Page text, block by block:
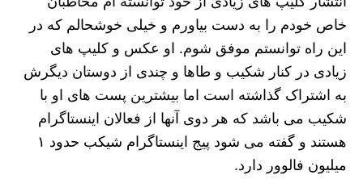
خاص خودم را به دست بیاورم و خیلی خوشحالم که در
این راه توانستم موفق شوم. او عکس و کلیپ های
زیادی در کنار شکیب و طاها و چندی از دوستان دیگرش
به اشتراک گذاشته است اما بیشترین پست های او با
شکیب می باشد که هر دوی آنها از فعالان اینستاگرام
هستند و گفته می شود پیج اینستاگرام شیکب حدود ۱
میلیون‌ فالوور دارد.